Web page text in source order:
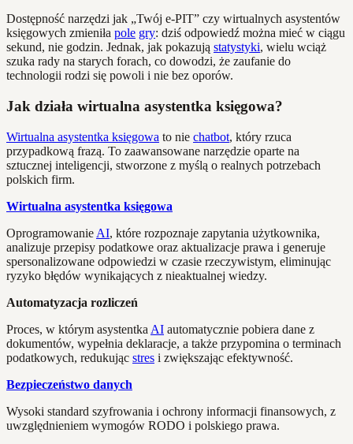
Dostępność narzędzi jak „Twój e-PIT” czy wirtualnych asystentów
księgowych zmieniła pole gry: dziś odpowiedź można mieć w ciągu
sekund, nie godzin. Jednak, jak pokazują statystyki, wielu wciąż
szuka rady na starych forach, co dowodzi, że zaufanie do
technologii rodzi się powoli i nie bez oporów.
Jak działa wirtualna asystentka księgowa?
Wirtualna asystentka księgowa to nie chatbot, który rzuca
przypadkową frazą. To zaawansowane narzędzie oparte na
sztucznej inteligencji, stworzone z myślą o realnych potrzebach
polskich firm.
Wirtualna asystentka księgowa
Oprogramowanie AI, które rozpoznaje zapytania użytkownika,
analizuje przepisy podatkowe oraz aktualizacje prawa i generuje
spersonalizowane odpowiedzi w czasie rzeczywistym, eliminując
ryzyko błędów wynikających z nieaktualnej wiedzy.
Automatyzacja rozliczeń
Proces, w którym asystentka AI automatycznie pobiera dane z
dokumentów, wypełnia deklaracje, a także przypomina o terminach
podatkowych, redukując stres i zwiększając efektywność.
Bezpieczeństwo danych
Wysoki standard szyfrowania i ochrony informacji finansowych, z
uwzględnieniem wymogów RODO i polskiego prawa.